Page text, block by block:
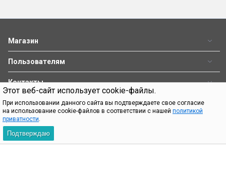
Этот веб-сайт использует cookie-файлы.
При использовании данного сайта вы подтверждаете свое согласие
на использование cookie-файлов в соответствии с нашей политикой
приватности.
Подтверждаю
Магазин
Пользователям
Контакты
При использовании материалов с сайта shop.bq.ru обязательно
указание прямой ссылки на источник.
8 (800) 500 32 90